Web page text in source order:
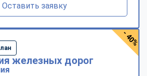
Оставить заявку
железных дорог
- 40%